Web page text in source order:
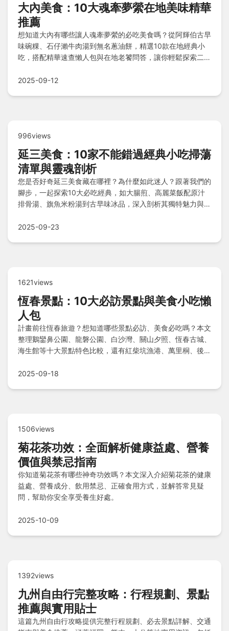
大內美食：10大魂牽夢縈在地美味精華
推薦
想知道大內有哪些讓人魂牽夢縈的必吃美食嗎？從阿輝伯古早
味碗粿、石仔瀨牛肉湯到無名蔥油餅，精選10款在地經典小
吃，搭配精華速查懶人包與在地老饕問答，讓你輕鬆探索二溪
2025-09-12
996views
延三美食：10家不能錯過經典小吃掃蕩
清單與靈魂剖析
您是否好奇延三美食藏在哪裡？為什麼如此迷人？跟著我們的
腳步，一起探索10大必吃經典，如大腸煎、高麗菜飯配原汁
排骨湯、旗魚米粉湯到古早味冰品，深入剖析其獨特魅力與靈
網打盡這隱藏美食天堂的精彩奧秘！
2025-09-23
1621views
恆春景點：10大必訪景點與美食小吃懶
人包
計畫前往恆春旅遊？想知道哪些景點必訪、美食必吃嗎？本文
整理鵝鑾鼻公園、龍磐公園、白沙灣、關山夕照、恆春古城、
海生館等十大景點特色比較，還有紅柴坑漁港、萬里桐、後壁
助你輕鬆規劃豐富行程。
2025-09-18
1506views
菊花茶功效：全面解析健康益處、營養
價值與禁忌指南
你知道菊花茶有哪些神奇功效嗎？本文深入介紹菊花茶的健康
益處、營養成分、飲用禁忌、正確食用方式，並解答常見疑
問，幫助你安全享受養生好處。
2025-10-09
1392views
九州自由行完整攻略：行程規劃、景點
推薦與實用貼士
這篇九州自由行攻略提供完整行程規劃、必去景點詳解、交通